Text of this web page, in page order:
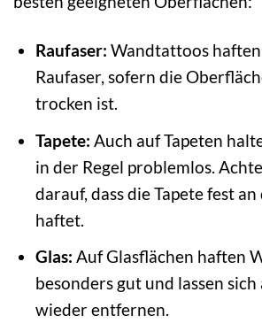
Raufaser: Wandtattoos
Raufaser, sofern die
trocken ist.
Tapete: Auch auf Tapeten
in der Regel problemlos.
darauf, dass die Tapete fest
haftet.
Glas: Auf Glasflächen haften
besonders gut und lassen
wieder entfernen.